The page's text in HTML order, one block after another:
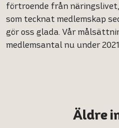
förtroende från
som tecknat medlemskap
gör oss glada. Vår
medlemsantal nu under 2021.
Äldre